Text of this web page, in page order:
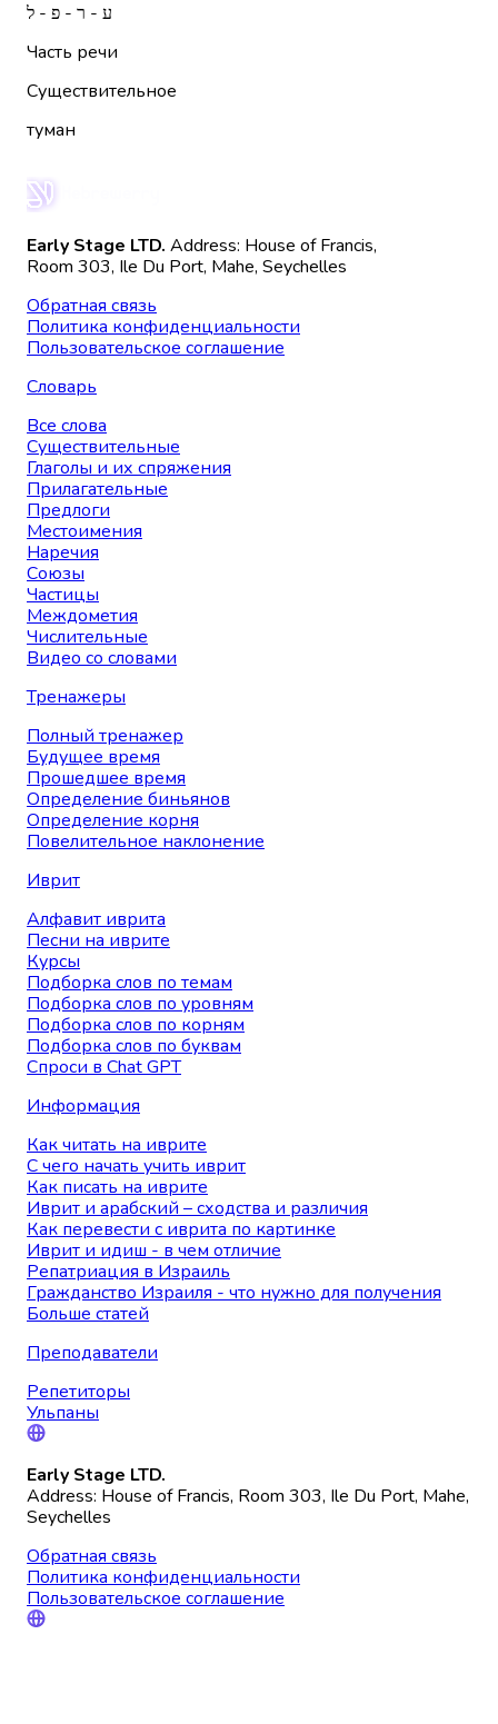
ע - ר - פ - ל
Часть речи
Существительное
туман
Early Stage LTD. Address: House of Francis,
Room 303, Ile Du Port, Mahe, Seychelles
Обратная связь
Политика конфиденциальности
Пользовательское соглашение
Словарь
Все слова
Существительные
Глаголы и их спряжения
Прилагательные
Предлоги
Местоимения
Наречия
Союзы
Частицы
Междометия
Числительные
Видео со словами
Тренажеры
Полный тренажер
Будущее время
Прошедшее время
Определение биньянов
Определение корня
Повелительное наклонение
Иврит
Алфавит иврита
Песни на иврите
Курсы
Подборка слов по темам
Подборка слов по уровням
Подборка слов по корням
Подборка слов по буквам
Спроси в Chat GPT
Информация
Как читать на иврите
С чего начать учить иврит
Как писать на иврите
Иврит и арабский – сходства и различия
Как перевести с иврита по картинке
Иврит и идиш - в чем отличие
Репатриация в Израиль
Гражданство Израиля - что нужно для получения
Больше статей
Преподаватели
Репетиторы
Ульпаны
Early Stage LTD.
Address: House of Francis, Room 303, Ile Du Port, Mahe,
Seychelles
Обратная связь
Политика конфиденциальности
Пользовательское соглашение